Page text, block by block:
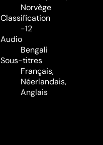
Norvège
Classification
-12
Audio
Bengali
Sous-titres
Français,
Néerlandais,
Anglais